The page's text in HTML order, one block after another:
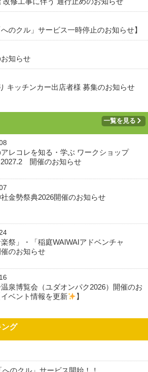
のクル」サービス一時停止のお知らせ】
お知らせ
キッチンカー出店者様 募集のお知らせ
一覧を見る
レコレを知る・学ぶ ワークショップ
2027.2 開催のお知らせ
金勢祭典2026開催のお知らせ
楽祭」・「稲庭WAIWAIアドベンチャ
のお知らせ
温泉博覧会（ユダオンパク2026）開催のお
ベント情報を更新
】
ング